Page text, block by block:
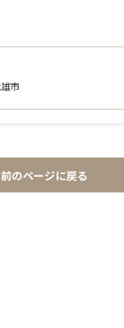
市
前のページに戻る